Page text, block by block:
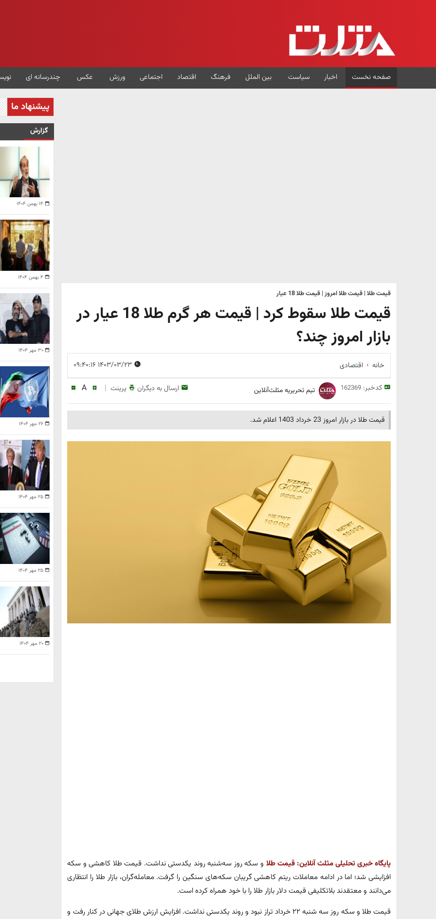
صفحه نخست اخبار سیاست بین الملل فرهنگ اقتصاد اجتماعی ورزش عکس چندرسانه ای
قیمت طلا | قیمت طلا امروز | قیمت طلا 18 عیار
قیمت طلا سقوط کرد | قیمت هر گرم طلا 18 عیار در
بازار امروز چند؟
خانه اقتصادی
کدخبر:162369 تیم تحریریه مثلث‌آنلاین ارسال به دیگران پرینت |
A
قیمت طلا در بازار امروز 23 خرداد 1403 اعلام شد.
پایگاه خبری تحلیلی مثلث آنلاین: قیمت طلا و سکه روز سه‌شنبه روند یکدستی نداشت. قیمت طلا کاهشی و سکه
افزایشی شد؛ اما در ادامه معاملات ریتم کاهشی گریبان سکه‌های سنگین را گرفت. معامله‌گران، بازار طلا را انتظاری
می‌دانند و معتقدند بلاتکلیفی قیمت دلار بازار طلا را با خود همراه کرده است.
قیمت طلا و سکه روز سه شنبه ۲۲ خرداد تراز نبود و روند یکدستی نداشت. افزایش ارزش طلای جهانی در کنار رفت و
پیشنهاد ما
گزارش
۱۴ بهمن ۱۴۰۴
۴ بهمن ۱۴۰۴
۳۰ مهر ۱۴۰۴
۲۶ مهر ۱۴۰۴
۲۵ مهر ۱۴۰۴
۲۵ مهر ۱۴۰۴
۲۰ مهر ۱۴۰۴